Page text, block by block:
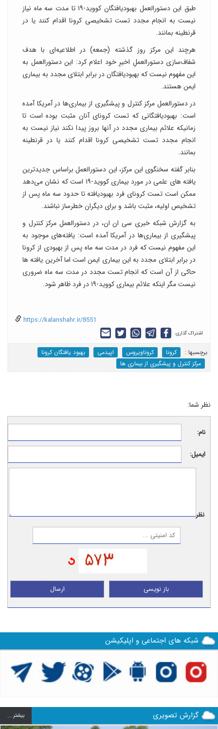
طبق این دستورالعمل بهبودیافتگان کووید-۱۹ تا مدت سه ماه نیاز
نیست به انجام مجدد تست تشخیصی کرونا اقدام کنند یا در
قرنطینه بمانند.
هرچند این مرکز روز گذشته (جمعه) در اطلاعیه‌ای با هدف
شفاف‌سازی دستورالعملِ اخیرِ خود اعلام کرد: این دستورالعمل به
این مفهوم نیست که بهبودیافتگان در برابر ابتلای مجدد به بیماری
ایمن هستند.
در دستورالعمل مرکز کنترل و پیشگیری از بیماری‌ها در آمریکا آمده
است: بهبودیافتگانی که تست کرونای آنان مثبت بوده است تا
زمانیکه علائم بیماری مجدد در آنها بروز پیدا نکند نیاز نیست به
انجام مجدد تست تشخیصی کرونا اقدام کنند یا در قرنطینه
بمانند.
بنابر گفته سخنگوی این مرکز، این دستورالعمل براساس جدیدترین
یافته های علمی در مورد بیماری کووید-۱۹ است که نشان می‌دهد
ممکن است تست کرونای فرد بهبودیافته تا حدود سه ماه پس از
تشخیص اولیه، مثبت باشد و برای دیگران خطرساز نباشند.
به گزارش شبکه خبری سی ان ان، در دستورالعمل مرکز کنترل و
پیشگیری از بیماری‌ها در آمریکا آمده است: یافته‌های موجود به
این مفهوم نیست که فرد در مدت سه ماه پس از بهبودی از کرونا
در برابر ابتلای مجدد به این بیماری ایمن است اما آخرین یافته ها
حاکی از آن است که انجام تست مجدد در مدت سه ماه ضروری
نیست مگر اینکه علائم بیماری کووید-۱۹ در فرد ظاهر شود.
https://kalanshahr.ir/8551
اشتراک گذاری:
برچسب‎ها : کرونا کروناویروس اپیدمی
بهبود یافتگان کرونا
مرکز کنترل و پیشگیری از بیماری ها
نظر شما:
نام:
ایمیل:
نظر:
ارسال باز نویسی
شبکه های اجتماعی و اپلیکیشن
گزارش تصویری بيشتر ...